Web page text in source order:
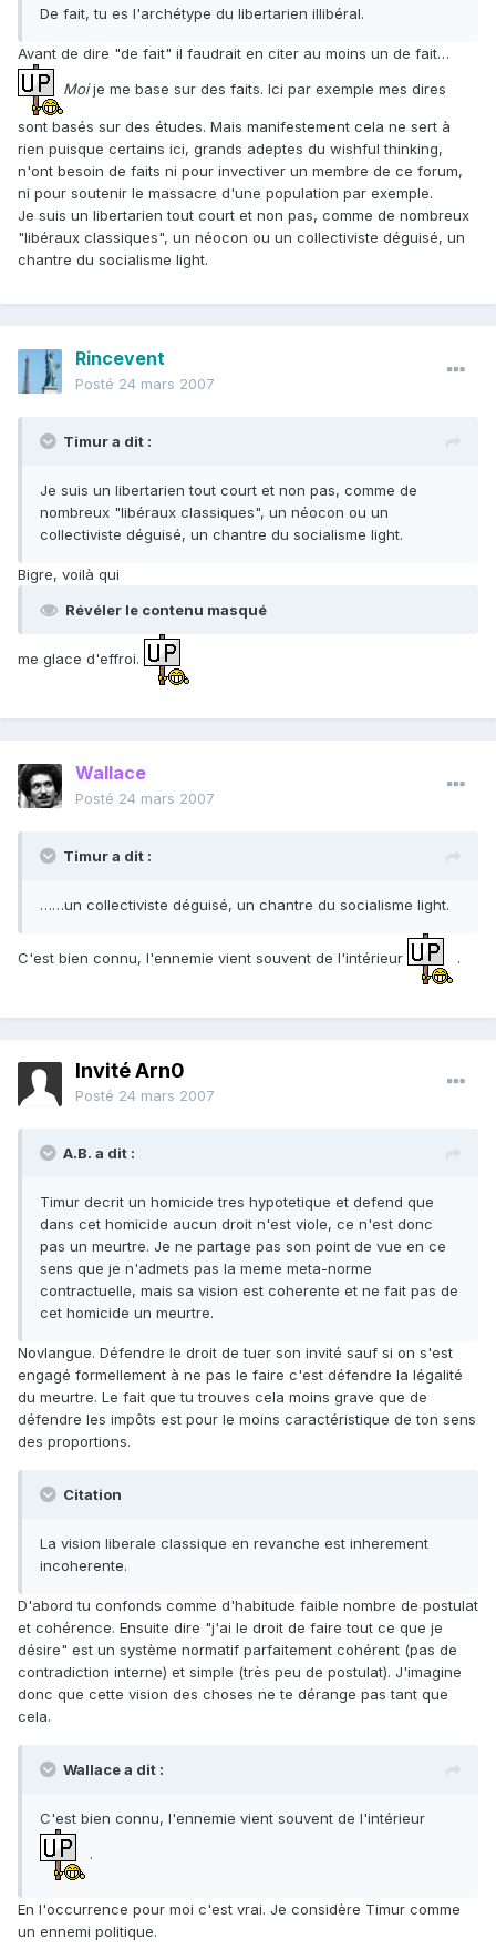
De fait, tu es l'archétype du libertarien illibéral.
Avant de dire "de fait" il faudrait en citer au moins un de fait…
Moije me base sur des faits. Ici par exemple mes dires
sont basés sur des études. Mais manifestement cela ne sert à
rien puisque certains ici, grands adeptes du wishful thinking,
n'ont besoin de faits ni pour invectiver un membre de ce forum,
ni pour soutenir le massacre d'une population par exemple.
Je suis un libertarien tout court et non pas, comme de nombreux
"libéraux classiques", un néocon ou un collectiviste déguisé, un
chantre du socialisme light.
Rincevent
Posté 24 mars 2007
Timur a dit :
Je suis un libertarien tout court et non pas, comme de
nombreux "libéraux classiques", un néocon ou un
collectiviste déguisé, un chantre du socialisme light.
Bigre, voilà qui
Révéler le contenu masqué
me glace d'effroi.
Wallace
Posté 24 mars 2007
Timur a dit :
……un collectiviste déguisé, un chantre du socialisme light.
C'est bien connu, l'ennemie vient souvent de l'intérieur .
Invité Arn0
Posté 24 mars 2007
A.B. a dit :
Timur decrit un homicide tres hypotetique et defend que
dans cet homicide aucun droit n'est viole, ce n'est donc
pas un meurtre. Je ne partage pas son point de vue en ce
sens que je n'admets pas la meme meta-norme
contractuelle, mais sa vision est coherente et ne fait pas de
cet homicide un meurtre.
Novlangue. Défendre le droit de tuer son invité sauf si on s'est
engagé formellement à ne pas le faire c'est défendre la légalité
du meurtre. Le fait que tu trouves cela moins grave que de
défendre les impôts est pour le moins caractéristique de ton sens
des proportions.
Citation
La vision liberale classique en revanche est inherement
incoherente.
D'abord tu confonds comme d'habitude faible nombre de postulat
et cohérence. Ensuite dire "j'ai le droit de faire tout ce que je
désire" est un système normatif parfaitement cohérent (pas de
contradiction interne) et simple (très peu de postulat). J'imagine
donc que cette vision des choses ne te dérange pas tant que
cela.
Wallace a dit :
C'est bien connu, l'ennemie vient souvent de l'intérieur
.
En l'occurrence pour moi c'est vrai. Je considère Timur comme
un ennemi politique.